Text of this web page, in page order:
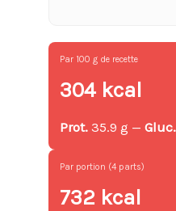
Par 100 g de recette
304 kcal
Prot. 35.9 g —Gluc.
Par portion (4 parts)
732 kcal